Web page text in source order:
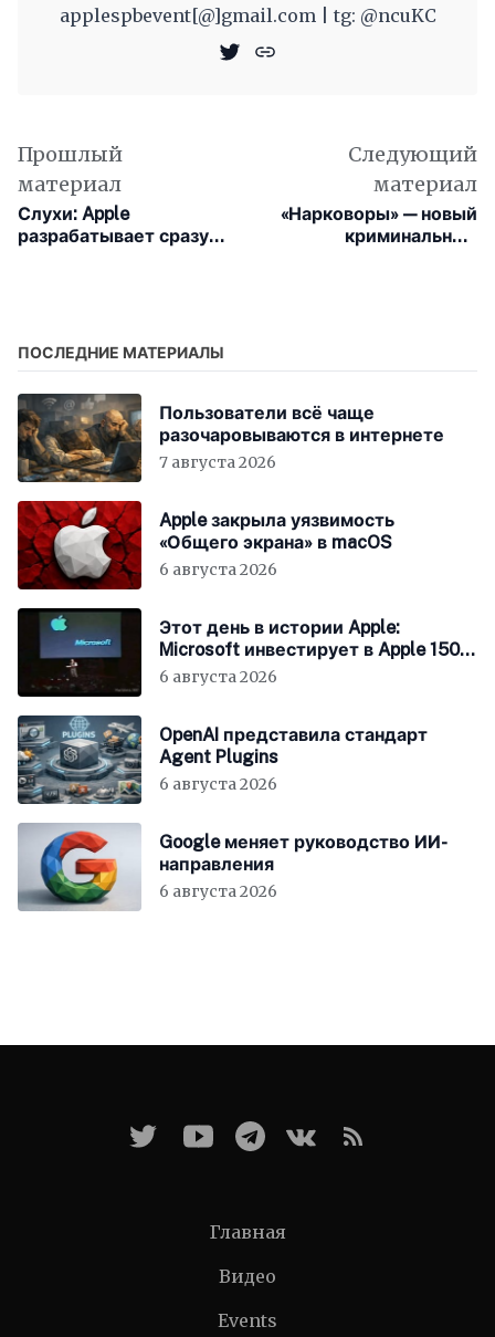
applespbevent[@]gmail.com | tg: @ncuKC
Прошлый
материал
Слухи: Apple
разрабатывает сразу
Следующий
материал
«Нарковоры» — новый
криминальный
ПОСЛЕДНИЕ МАТЕРИАЛЫ
Пользователи всё чаще
разочаровываются в интернете
7 августа 2026
Apple закрыла уязвимость
«Общего экрана» в macOS
6 августа 2026
Этот день в истории Apple:
Microsoft инвестирует в Apple 150
миллионов долларов
6 августа 2026
OpenAI представила стандарт
Agent Plugins
6 августа 2026
Google меняет руководство ИИ-
направления
6 августа 2026
Главная
Видео
Events